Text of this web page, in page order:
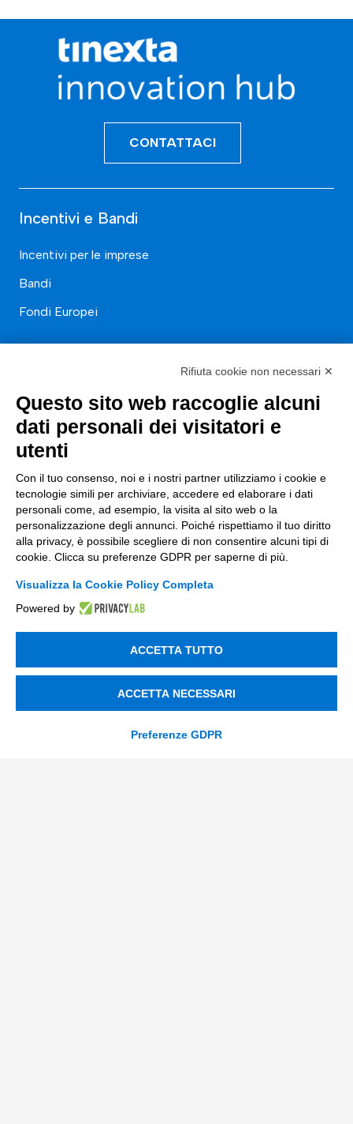
CONTATTACI
Incentivi e Bandi
Incentivi per le imprese
Bandi
Fondi Europei
Consulenza
Finanza
Nuovi Mercati
Innovazione di prodotto e processo
Digital Marketing
Data & BI
Trasformazione Digitale
Compliance Normativa Integrata
Soluzioni Custom
Rifiuta cookie non necessari ✕
Questo sito web raccoglie alcuni
dati personali dei visitatori e
utenti
Con il tuo consenso, noi e i nostri partner utilizziamo i cookie e
tecnologie simili per archiviare, accedere ed elaborare i dati
personali come, ad esempio, la visita al sito web o la
personalizzazione degli annunci. Poiché rispettiamo il tuo diritto
alla privacy, è possibile scegliere di non consentire alcuni tipi di
cookie. Clicca su preferenze GDPR per saperne di più.
Visualizza la Cookie Policy Completa
Powered by
ACCETTA TUTTO
ACCETTA NECESSARI
Preferenze GDPR